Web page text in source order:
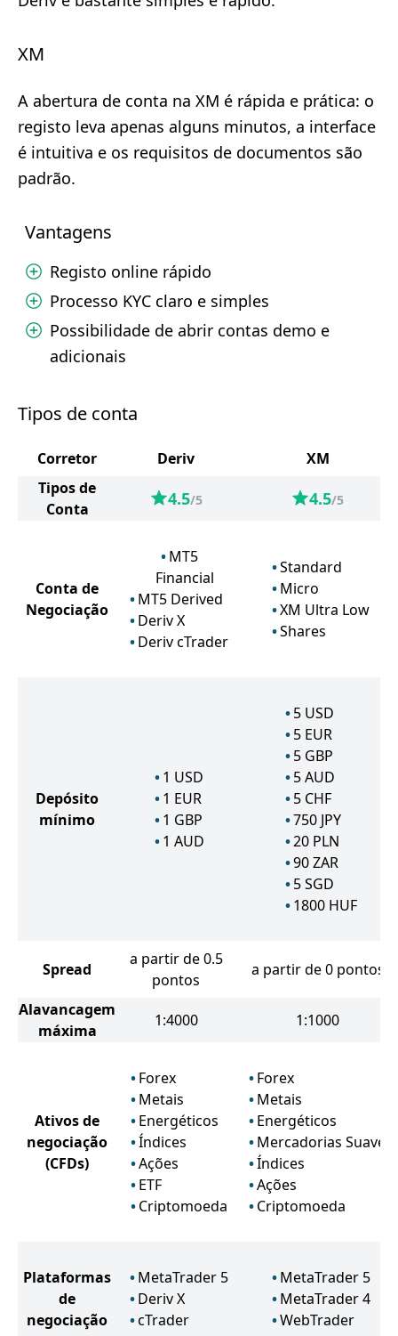
XM
A abertura de conta na XM é rápida e prática: o
registo leva apenas alguns minutos, a interface
é intuitiva e os requisitos de documentos são
padrão.
Vantagens
Registo online rápido
Processo KYC claro e simples
Possibilidade de abrir contas demo e
adicionais
Tipos de conta
Corretor Deriv
XM
Tipos de
Conta
4.5/5 4.5/5
Conta de
Negociação
MT5
Financial
MT5 Derived
Deriv X
Deriv cTrader
Standard
Micro
XM Ultra Low
Shares
Depósito
mínimo
1 USD
1 EUR
1 GBP
1 AUD
5 USD
5 EUR
5 GBP
5 AUD
5 CHF
750 JPY
20 PLN
90 ZAR
5 SGD
1800 HUF
Spread
a partir de 0.5
pontos
a partir de 0 pontos
Alavancagem
máxima
1:4000 1:1000
Ativos de
negociação
(CFDs)
Forex
Metais
Energéticos
Índices
Ações
ETF
Criptomoeda
Forex
Metais
Energéticos
Mercadorias Suaves
Índices
Ações
Criptomoeda
Plataformas
de
negociação
MetaTrader 5
Deriv X
cTrader
MetaTrader 5
MetaTrader 4
WebTrader